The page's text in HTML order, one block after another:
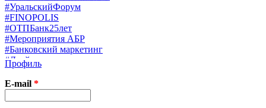
#УральскийФорум
#FINOPOLIS
#ОТПБанк25лет
#Мероприятия АБР
#Банковский маркетинг
#Драйверы страхования
#Финконгресс ЦБ
#PB&WM
#UX/CX
#Экосистемы
Профиль
E-mail *